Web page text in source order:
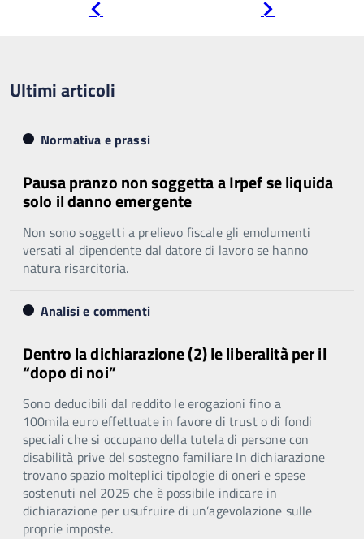
Ultimi articoli
Normativa e prassi
Pausa pranzo non soggetta a Irpef se liquida
solo il danno emergente
Non sono soggetti a prelievo fiscale gli emolumenti
versati al dipendente dal datore di lavoro se hanno
natura risarcitoria.
Analisi e commenti
Dentro la dichiarazione (2) le liberalità per il
“dopo di noi”
Sono deducibili dal reddito le erogazioni fino a
100mila euro effettuate in favore di trust o di fondi
speciali che si occupano della tutela di persone con
disabilità prive del sostegno familiare In dichiarazione
trovano spazio molteplici tipologie di oneri e spese
sostenuti nel 2025 che è possibile indicare in
dichiarazione per usufruire di un’agevolazione sulle
proprie imposte.